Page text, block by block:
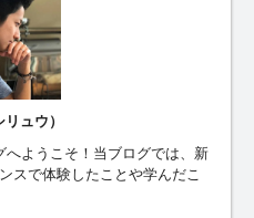
ュウ）
へようこそ！当ブログでは、新
スで体験したことや学んだこ